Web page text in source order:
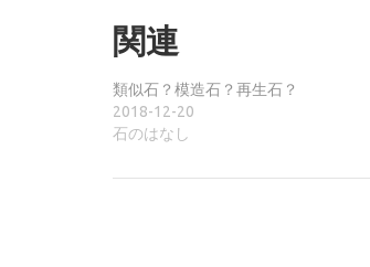
関連
類似石？模造石？再生石？
2018-12-20
石のはなし